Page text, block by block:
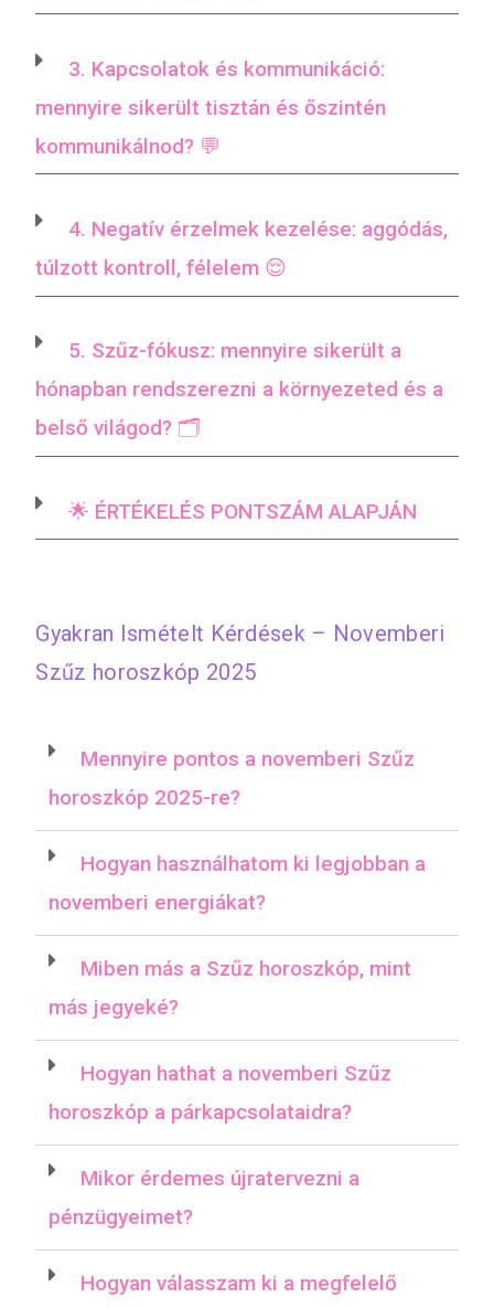
3. Kapcsolatok és kommunikáció:
mennyire sikerült tisztán és őszintén
kommunikálnod? 💬
4. Negatív érzelmek kezelése: aggódás,
túlzott kontroll, félelem 😌
5. Szűz-fókusz: mennyire sikerült a
hónapban rendszerezni a környezeted és a
belső világod? 🗂️
🌟 ÉRTÉKELÉS PONTSZÁM ALAPJÁN
Gyakran Ismételt Kérdések – Novemberi
Szűz horoszkóp 2025
Mennyire pontos a novemberi Szűz
horoszkóp 2025-re?
Hogyan használhatom ki legjobban a
novemberi energiákat?
Miben más a Szűz horoszkóp, mint
más jegyeké?
Hogyan hathat a novemberi Szűz
horoszkóp a párkapcsolataidra?
Mikor érdemes újratervezni a
pénzügyeimet?
Hogyan válasszam ki a megfelelő